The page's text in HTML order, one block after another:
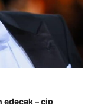
edəcək – cip